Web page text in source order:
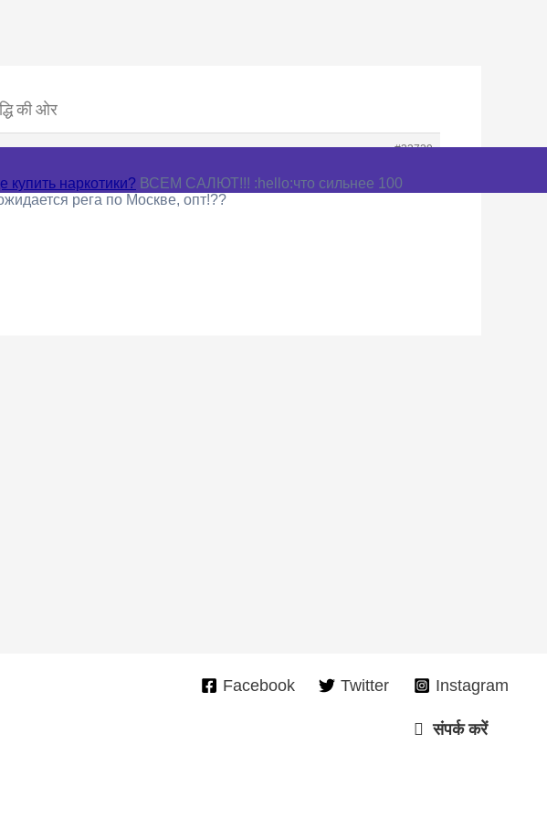
की ओर
#33729
купить наркотики? ВСЕМ САЛЮТ!!! :hello:что сильнее 100
рега по Москве, опт!??
Facebook Twitter Instagram
संपर्क करें